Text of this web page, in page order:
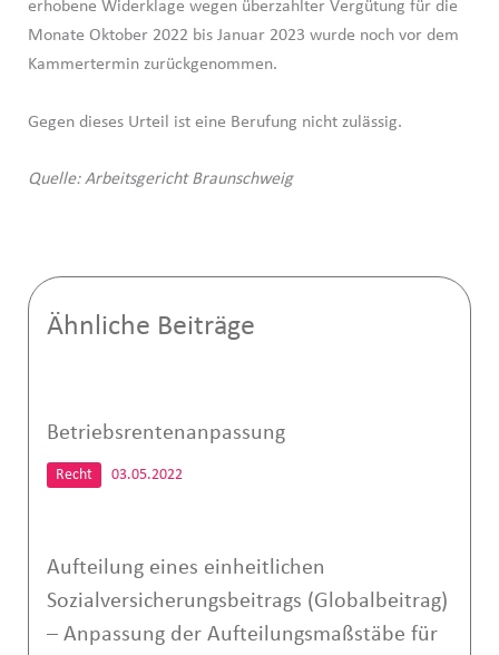
erhobene Widerklage wegen überzahlter Vergütung für die
Monate Oktober 2022 bis Januar 2023 wurde noch vor dem
Kammertermin zurückgenommen.
Gegen dieses Urteil ist eine Berufung nicht zulässig.
Quelle: Arbeitsgericht Braunschweig
Ähnliche Beiträge
Betriebsrentenanpassung
Recht 03.05.2022
Aufteilung eines einheitlichen
Sozialversicherungsbeitrags (Globalbeitrag)
– Anpassung der Aufteilungsmaßstäbe für